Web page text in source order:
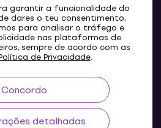
garantir a funcionalidade do
dares o teu consentimento,
para analisar o tráfego e
nas plataformas de
sempre de acordo com as
de Privacidade.
Concordo
detalhadas
PT